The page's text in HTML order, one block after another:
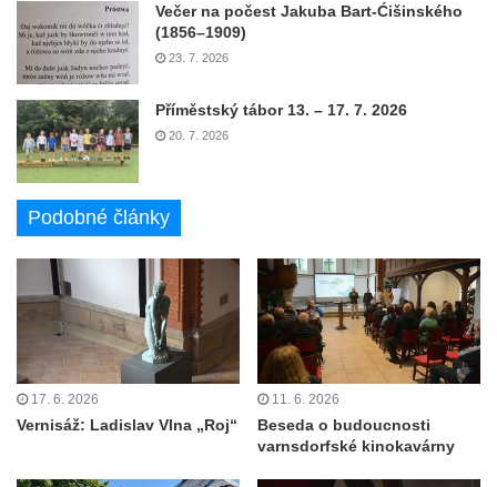
Večer na počest Jakuba Bart-Ćišinského
(1856–1909)
23. 7. 2026
Příměstský tábor 13. – 17. 7. 2026
20. 7. 2026
Podobné články
17. 6. 2026
Vernisáž: Ladislav Vlna „Roj“
11. 6. 2026
Beseda o budoucnosti
varnsdorfské kinokavárny